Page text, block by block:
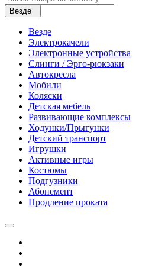
Везде
Везде
Электрокачели
Электронные устройства
Слинги / Эрго-рюкзаки
Автокресла
Мобили
Коляски
Детская мебель
Развивающие комплексы
Ходунки/Прыгунки
Детский транспорт
Игрушки
Активные игры
Костюмы
Подгузники
Абонемент
Продление проката